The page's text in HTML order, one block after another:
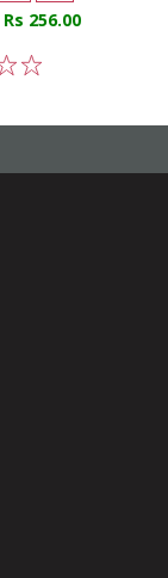
Rs 256.00